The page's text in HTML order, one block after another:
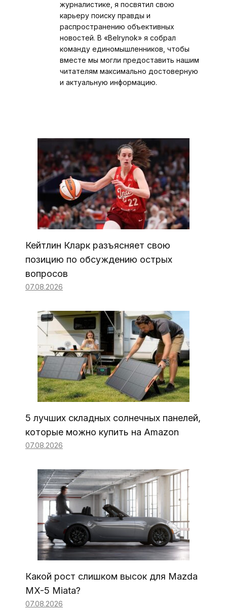
журналистике, я посвятил свою
карьеру поиску правды и
распространению объективных
новостей. В «Belrynok» я собрал
команду единомышленников, чтобы
вместе мы могли предоставить нашим
читателям максимально достоверную
и актуальную информацию.
Кейтлин Кларк разъясняет свою
позицию по обсуждению острых
вопросов
07.08.2026
5 лучших складных солнечных панелей,
которые можно купить на Amazon
07.08.2026
Какой рост слишком высок для Mazda
MX-5 Miata?
07.08.2026